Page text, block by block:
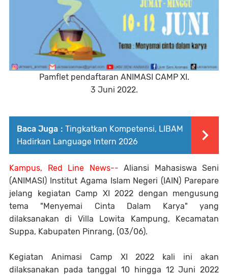
Pamflet pendaftaran ANIMASI CAMP XI.
3 Juni 2022.
Baca Juga : Tingkatkan Kompetensi, LIBAM
Hadirkan Language Intern 2026
Kampus, Red Line News-- Aliansi Mahasiswa Seni
(ANIMASI) Institut Agama Islam Negeri (IAIN) Parepare
jelang kegiatan Camp XI 2022 dengan mengusung
tema "Menyemai Cinta Dalam Karya" yang
dilaksanakan di Villa Lowita Kampung, Kecamatan
Suppa, Kabupaten Pinrang, (03/06).
Kegiatan Animasi Camp XI 2022 kali ini akan
dilaksanakan pada tanggal 10 hingga 12 Juni 2022